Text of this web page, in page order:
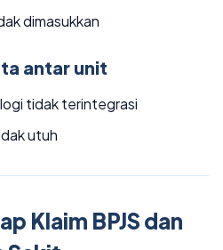
dimasukkan
antar unit
tidak terintegrasi
utuh
Klaim BPJS dan